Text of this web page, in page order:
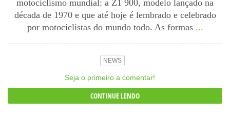
motociclismo mundial: a Z1 900, modelo lançado na
década de 1970 e que até hoje é lembrado e celebrado
por motociclistas do mundo todo. As formas ...
NEWS
Seja o primeiro a comentar!
CONTINUE LENDO